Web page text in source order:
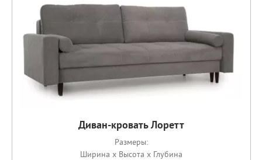
Диван-кровать Лоретт
Размеры:
Ширина x Высота x Глубина